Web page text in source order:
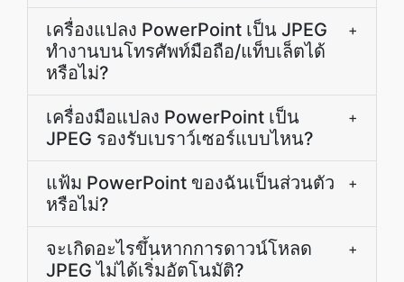
เครื่องแปลง PowerPoint เป็น JPEG
ทำงานบนโทรศัพท์มือถือ/แท็บเล็ตได้
หรือไม่?
+
เครื่องมือแปลง PowerPoint เป็น
JPEG รองรับเบราว์เซอร์แบบไหน?
+
แฟ้ม PowerPoint ของฉันเป็นส่วนตัว
หรือไม่?
+
จะเกิดอะไรขึ้นหากการดาวน์โหลด
JPEG ไม่ได้เริ่มอัตโนมัติ?
+